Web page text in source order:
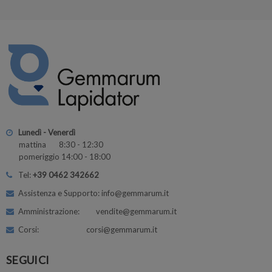
Lunedì - Venerdì
mattina 8:30 - 12:30
pomeriggio 14:00 - 18:00
Tel:+39 0462 342662
Assistenza e Supporto: info@gemmarum.it
Amministrazione: vendite@gemmarum.it
Corsi: corsi@gemmarum.it
SEGUICI